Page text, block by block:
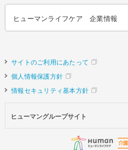
ヒューマンライフケア 企業情報
サイトのご利用にあたって
個人情報保護方針
情報セキュリティ基本方針
ヒューマングループサイト